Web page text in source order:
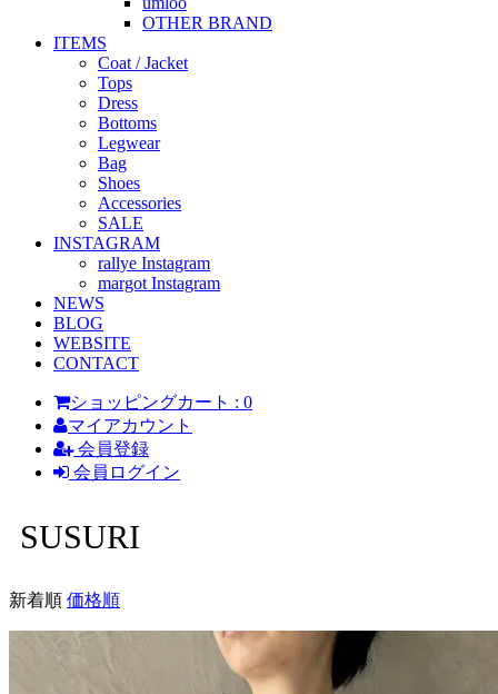
OTHER BRAND
ITEMS
Coat / Jacket
Tops
Dress
Bottoms
Legwear
Bag
Shoes
Accessories
SALE
INSTAGRAM
rallye Instagram
margot Instagram
NEWS
BLOG
WEBSITE
CONTACT
ショッピングカート : 0
マイアカウント
会員登録
会員ログイン
SUSURI
新着順 価格順